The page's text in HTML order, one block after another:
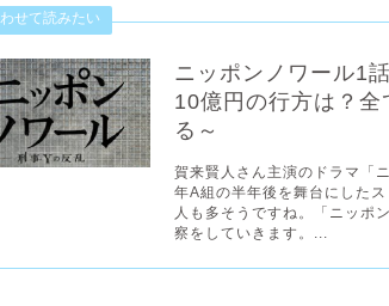
ニッポンノワール1
10億円の行方は？全
る～
賀来賢人さん主演のドラマ「
年A組の半年後を舞台にした
人も多そうですね。「ニッポ
察をしていきます。...